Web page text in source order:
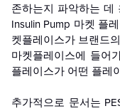
존하는지 파악하는 데
Insulin Pump 마켓 플
켓플레이스가 브랜드
마켓플레이스에 들어
플레이스가 어떤 플레
추가적으로 문서는